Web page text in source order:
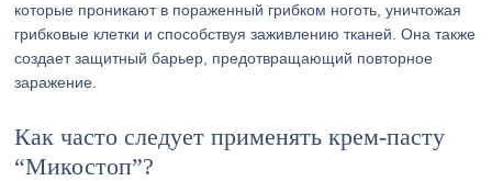
которые проникают в пораженный грибком ноготь, уничтожая
грибковые клетки и способствуя заживлению тканей. Она также
создает защитный барьер, предотвращающий повторное
заражение.
Как часто следует применять крем-пасту
“Микостоп”?